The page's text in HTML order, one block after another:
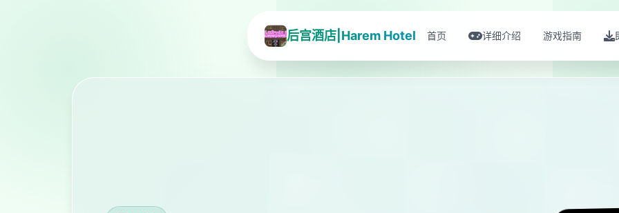
后宫酒店|Harem Hotel 首页 详细介绍 游戏指南